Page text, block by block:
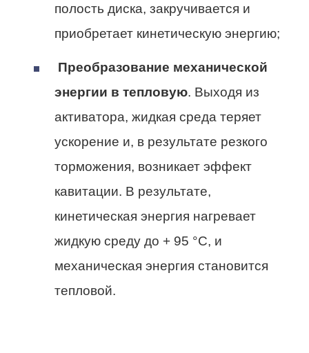
полость диска, закручивается и
приобретает кинетическую энергию;
Преобразование механической
энергии в тепловую. Выходя из
активатора, жидкая среда теряет
ускорение и, в результате резкого
торможения, возникает эффект
кавитации. В результате,
кинетическая энергия нагревает
жидкую среду до + 95 °С, и
механическая энергия становится
тепловой.